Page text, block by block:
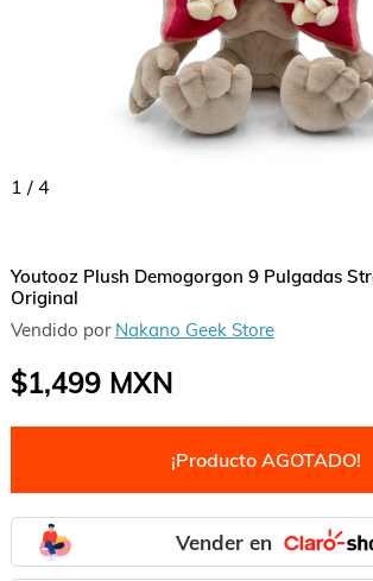
1 / 4
Youtooz Plush Demogorgon 9 Pulgadas
Original
Vendido por Nakano Geek Store
$1,499MXN
¡Producto AGOTADO!
Vender en